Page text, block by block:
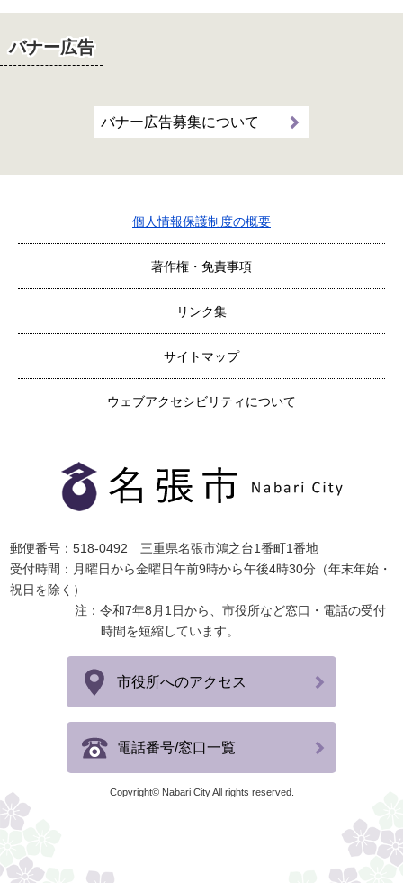
バナー広告
バナー広告募集について
個人情報保護制度の概要
著作権・免責事項
リンク集
サイトマップ
ウェブアクセシビリティについて
郵便番号：518-0492 三重県名張市鴻之台1番町1番地
受付時間：月曜日から金曜日午前9時から午後4時30分（年末年始・
祝日を除く）
注：令和7年8月1日から、市役所など窓口・電話の受付
時間を短縮しています。
市役所へのアクセス
電話番号/窓口一覧
Copyright© Nabari City All rights reserved.